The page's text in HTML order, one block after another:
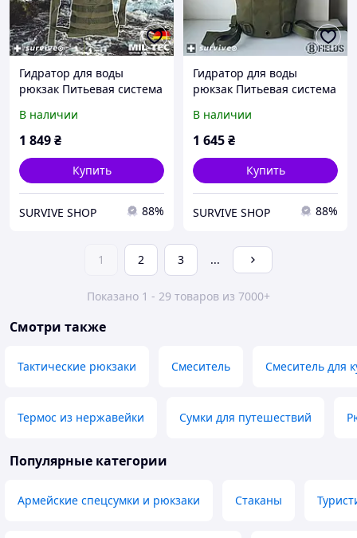
Гидратор для воды
рюкзак Питьевая система
Кемелбек 3 л
В наличии
1 849₴
Купить
SURVIVE SHOP 88%
Гидратор для воды
рюкзак Питьевая система
WATER PACK 3л
В наличии
1 645₴
Купить
SURVIVE SHOP 88%
1 2 3 ...
Показано 1 - 29 товаров из 7000+
Смотри также
Тактические рюкзаки Смеситель Смеситель для
Термос из нержавейки Сумки для путешествий
Популярные категории
Армейские спецсумки и рюкзаки Стаканы